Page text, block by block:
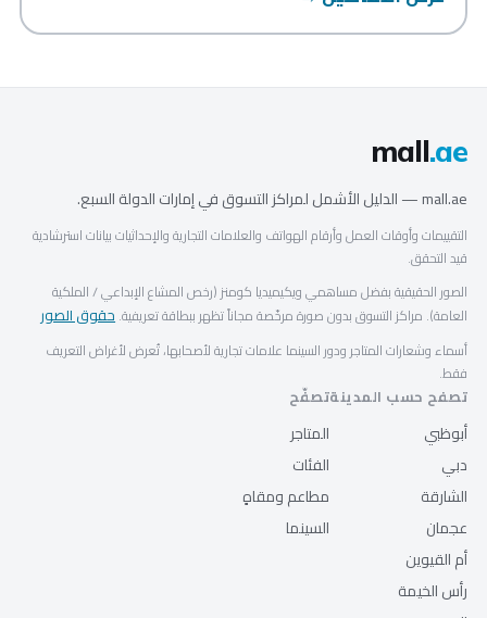
mall.ae
mall.ae — الدليل الأشمل لمراكز التسوق في إمارات الدولة السبع.
التقييمات وأوقات العمل وأرقام الهواتف والعلامات التجارية والإحداثيات بيانات استرشادية
قيد التحقق.
الصور الحقيقية بفضل مساهمي ويكيميديا كومنز (رخص المشاع الإبداعي / الملكية
العامة). مراكز التسوق بدون صورة مرخّصة مجاناً تظهر ببطاقة تعريفية.حقوق الصور
أسماء وشعارات المتاجر ودور السينما علامات تجارية لأصحابها، تُعرض لأغراض التعريف
فقط.
تصفح حسب المدينة
أبوظبي
دبي
الشارقة
عجمان
أم القيوين
رأس الخيمة
تصفّح
المتاجر
الفئات
مطاعم ومقاهٍ
السينما